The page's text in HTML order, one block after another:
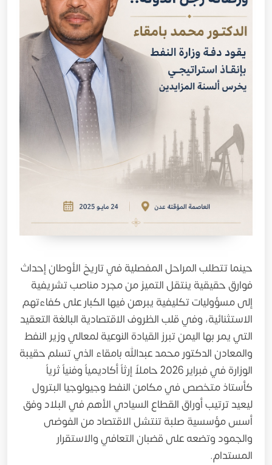
حينما تتطلب المراحل المفصلية في تاريخ الأوطان إحداث
فوارق حقيقية ينتقل التميز من مجرد مناصب تشريفية
إلى مسؤوليات تكليفية يبرهن فيها الكبار على كفاءتهم
الاستثنائية، وفي قلب الظروف الاقتصادية البالغة التعقيد
التي يمر بها اليمن تبرز القيادة النوعية لمعالي وزير النفط
والمعادن الدكتور محمد عبدالله بامقاء الذي تسلم حقيبة
الوزارة في فبراير 2026 حاملاً إرثاً أكاديمياً وفنياً ثرياً
كأستاذ متخصص في مكامن النفط وجيولوجيا البترول
ليعيد ترتيب أوراق القطاع السيادي الأهم في البلاد وفق
أسس مؤسسية صلبة تنتشل الاقتصاد من الفوضى
والجمود وتضعه على قضبان التعافي والاستقرار
المستدام.